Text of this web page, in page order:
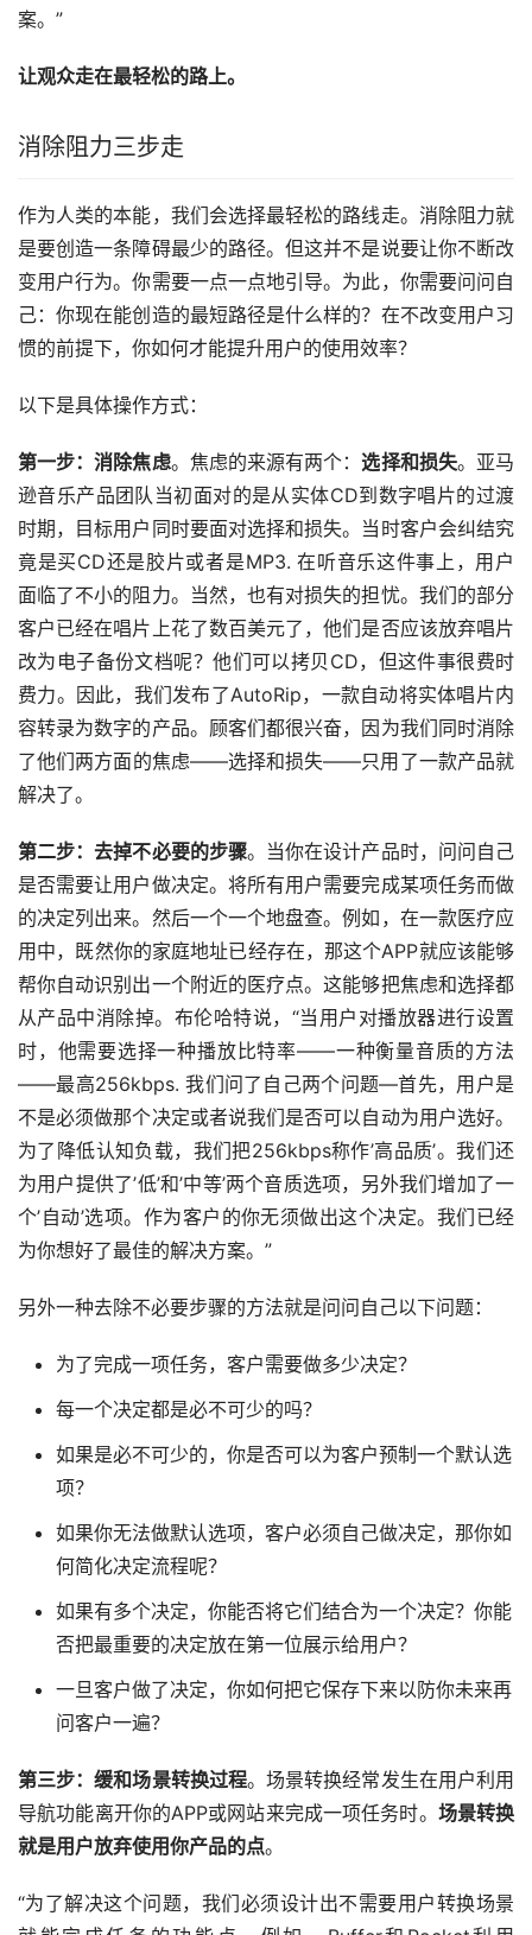
案。”
让观众走在最轻松的路上。
消除阻力三步走
作为人类的本能，我们会选择最轻松的路线走。消除阻力就
是要创造一条障碍最少的路径。但这并不是说要让你不断改
变用户行为。你需要一点一点地引导。为此，你需要问问自
己：你现在能创造的最短路径是什么样的？在不改变用户习
惯的前提下，你如何才能提升用户的使用效率？
以下是具体操作方式：
第一步：消除焦虑。焦虑的来源有两个： 选择和损失。亚马
逊音乐产品团队当初面对的是从实体CD到数字唱片的过渡
时期，目标用户同时要面对选择和损失。当时客户会纠结究
竟是买CD还是胶片或者是MP3. 在听音乐这件事上，用户
面临了不小的阻力。当然，也有对损失的担忧。我们的部分
客户已经在唱片上花了数百美元了，他们是否应该放弃唱片
改为电子备份文档呢？他们可以拷贝CD，但这件事很费时
费力。因此，我们发布了AutoRip，一款自动将实体唱片内
容转录为数字的产品。顾客们都很兴奋，因为我们同时消除
了他们两方面的焦虑——选择和损失——只用了一款产品就
解决了。
第二步：去掉不必要的步骤。当你在设计产品时，问问自己
是否需要让用户做决定。将所有用户需要完成某项任务而做
的决定列出来。然后一个一个地盘查。例如，在一款医疗应
用中，既然你的家庭地址已经存在，那这个APP就应该能够
帮你自动识别出一个附近的医疗点。这能够把焦虑和选择都
从产品中消除掉。布伦哈特说，“当用户对播放器进行设置
时，他需要选择一种播放比特率——一种衡量音质的方法
——最高256kbps. 我们问了自己两个问题—首先，用户是
不是必须做那个决定或者说我们是否可以自动为用户选好。
为了降低认知负载，我们把256kbps称作’高品质’。我们还
为用户提供了’低’和’中等’两个音质选项，另外我们增加了一
个’自动’选项。作为客户的你无须做出这个决定。我们已经
为你想好了最佳的解决方案。”
另外一种去除不必要步骤的方法就是问问自己以下问题：
为了完成一项任务，客户需要做多少决定？
每一个决定都是必不可少的吗？
如果是必不可少的，你是否可以为客户预制一个默认选
项？
如果你无法做默认选项，客户必须自己做决定，那你如
何简化决定流程呢？
如果有多个决定，你能否将它们结合为一个决定？你能
否把最重要的决定放在第一位展示给用户？
一旦客户做了决定，你如何把它保存下来以防你未来再
问客户一遍？
第三步：缓和场景转换过程。场景转换经常发生在用户利用
导航功能离开你的APP或网站来完成一项任务时。 场景转换
就是用户放弃使用你产品的点。
“为了解决这个问题，我们必须设计出不需要用户转换场景